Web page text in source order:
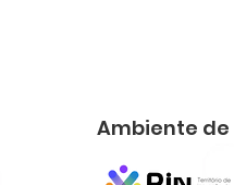
Ambiente